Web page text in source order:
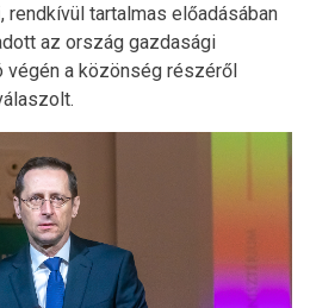
rendkívül tartalmas előadásában
az ország gazdasági
végén a közönség részéről